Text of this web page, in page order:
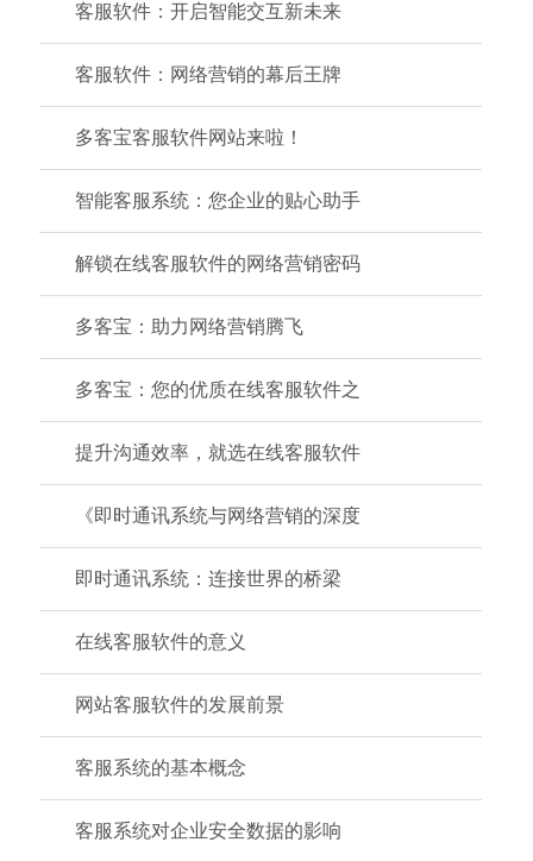
客服软件：开启智能交互新未来
客服软件：网络营销的幕后王牌
多客宝客服软件网站来啦！
智能客服系统：您企业的贴心助手
解锁在线客服软件的网络营销密码
多客宝：助力网络营销腾飞
多客宝：您的优质在线客服软件之
提升沟通效率，就选在线客服软件
《即时通讯系统与网络营销的深度
即时通讯系统：连接世界的桥梁
在线客服软件的意义
网站客服软件的发展前景
客服系统的基本概念
客服系统对企业安全数据的影响